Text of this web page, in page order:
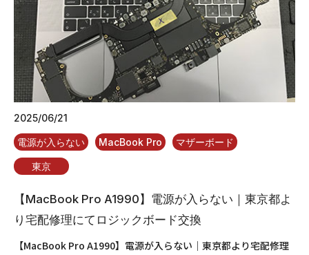
2025/06/21
電源が入らない MacBook Pro マザーボード
東京
【MacBook Pro A1990】電源が入らない｜東京都よ
り宅配修理にてロジックボード交換
【MacBook Pro A1990】電源が入らない｜東京都より宅配修理